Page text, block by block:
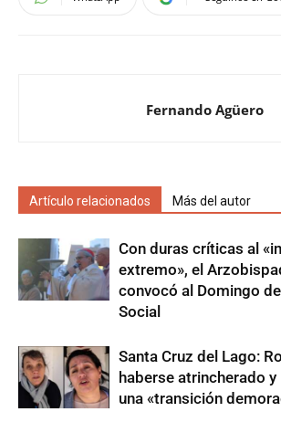
Fernando Agüero
Artículo relacionados Más del autor
Con duras críticas al
extremo», el
convocó al Domingo
Social
Santa Cruz del Lago:
haberse atrincherado
una «transición